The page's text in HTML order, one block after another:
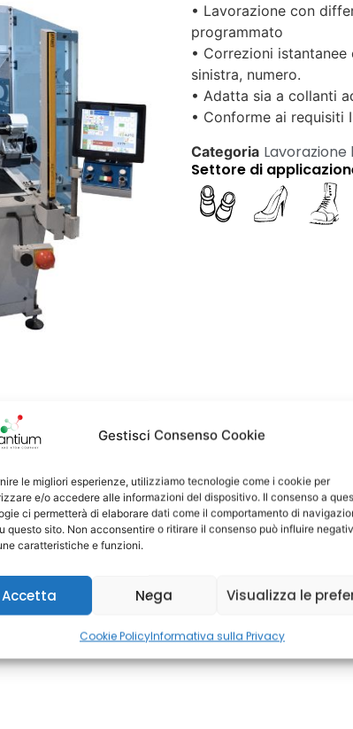
Gestisci Consenso Cookie
le migliori esperienze, utilizziamo tecnologie come i cookie per
e/o accedere alle informazioni del dispositivo. Il consenso a
ci permetterà di elaborare dati come il comportamento di
questo sito. Non acconsentire o ritirare il consenso può influire
caratteristiche e funzioni.
Accetta Nega Visualizza le
Cookie PolicyInformativa sulla Privacy
• Lavorazione con
programmato
• Correzioni
sinistra, numero.
• Adatta sia a collanti
• Conforme ai requisiti
Categoria Lavorazione
Settore di
Caratteristiche Brochure Video
i programmi direttamente in macchina in maniera
Prodotti correlati